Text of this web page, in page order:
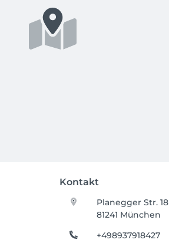
Kontakt
Planegger Str. 18
81241 München
+498937918427